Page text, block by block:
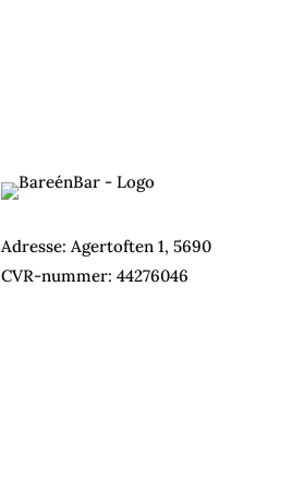
Adresse: Agertoften 1, 5690
CVR-nummer:44276046